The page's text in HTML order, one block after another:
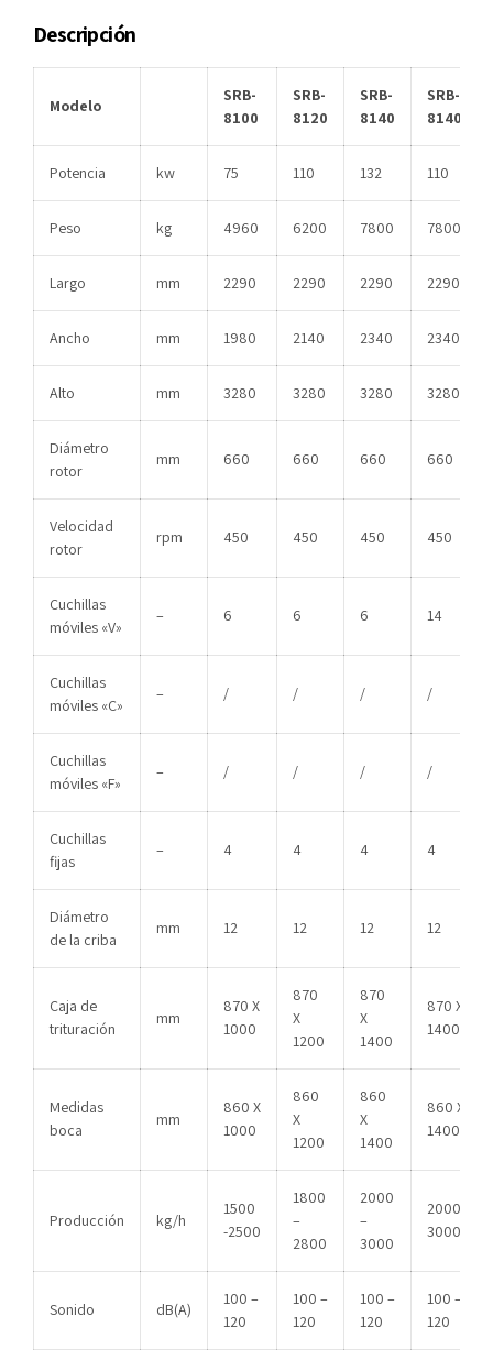
Descripción
Modelo
SRB-
8100
SRB-
8120
SRB-
8140
SRB-
8140P
Potencia kw 75 110 132 110
Peso kg 4960 6200 7800 7800
Largo mm 2290 2290 2290 2290
Ancho mm 1980 2140 2340 2340
Alto mm 3280 3280 3280 3280
Diámetro
rotor
mm 660 660 660 660
Velocidad
rotor
rpm 450 450 450 450
Cuchillas
móviles «V»
– 6 6 6 14
Cuchillas
móviles «C»
– / / / /
Cuchillas
móviles «F»
– / / / /
Cuchillas
fijas
– 4 4 4 4
Diámetro
de la criba
mm 12 12 12 12
Caja de
trituración
mm
870 X
1000
870
X
1200
870
X
1400
870 X
1400
Medidas
boca
mm
860 X
1000
860
X
1200
860
X
1400
860 X
1400
Producción kg/h
1500
-2500
1800
–
2800
2000
–
3000
2000 –
3000
Sonido dB(A)
100 –
120
100 –
120
100 –
120
100 –
120